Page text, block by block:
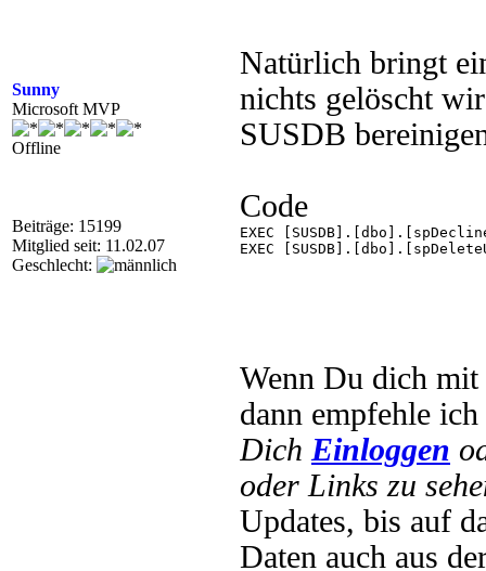
Sunny
Microsoft MVP
Offline
Beiträge: 15199
Mitglied seit: 11.02.07
Geschlecht:
Natürlich bringt
nichts gelöscht
SUSDB
Code
EXEC
EXEC
Wenn Du dich
dann empfehle
Dich Einloggen
oder Links zu
Updates, bis auf
Daten auch aus